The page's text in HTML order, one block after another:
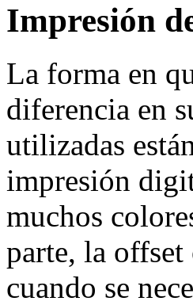
Impresión
La forma en
diferencia en
utilizadas
impresión
muchos
parte, la
cuando se